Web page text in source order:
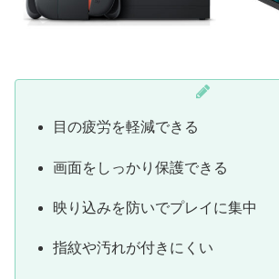
目の疲労を軽減できる
画面をしっかり保護できる
映り込みを防いでプレイに集中
指紋や汚れが付きにくい